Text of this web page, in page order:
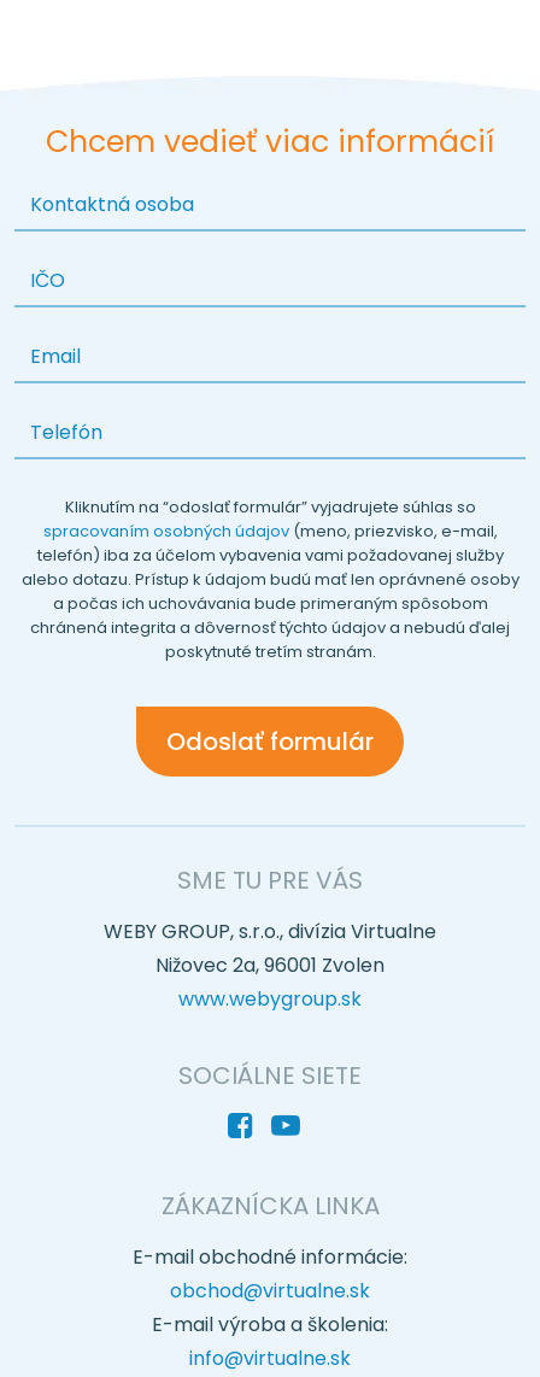
Chcem vedieť viac informácií
Kliknutím na “odoslať formulár” vyjadrujete súhlas so
spracovaním osobných údajov (meno, priezvisko, e-mail,
telefón) iba za účelom vybavenia vami požadovanej služby
alebo dotazu. Prístup k údajom budú mať len oprávnené osoby
a počas ich uchovávania bude primeraným spôsobom
chránená integrita a dôvernosť týchto údajov a nebudú ďalej
poskytnuté tretím stranám.
SME TU PRE VÁS
WEBY GROUP, s.r.o., divízia Virtualne
Nižovec 2a, 96001 Zvolen
www.webygroup.sk
SOCIÁLNE SIETE
ZÁKAZNÍCKA LINKA
E-mail obchodné informácie:
obchod@virtualne.sk
E-mail výroba a školenia:
info@virtualne.sk